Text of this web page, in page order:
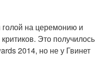
на церемонию и
Это получилось
2014, но не у Гвинет